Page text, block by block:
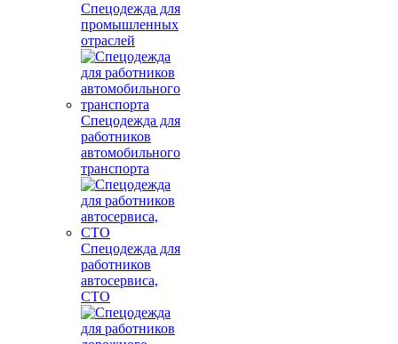
Спецодежда для
промышленных
отраслей
Спецодежда для
работников
автомобильного
транспорта
Спецодежда для
работников
автосервиса,
СТО